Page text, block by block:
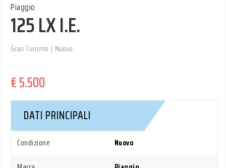
Piaggio
125 LX I.E.
Gran Turismo | Nuovo
€ 5.500
DATI PRINCIPALI
Condizione
Nuovo